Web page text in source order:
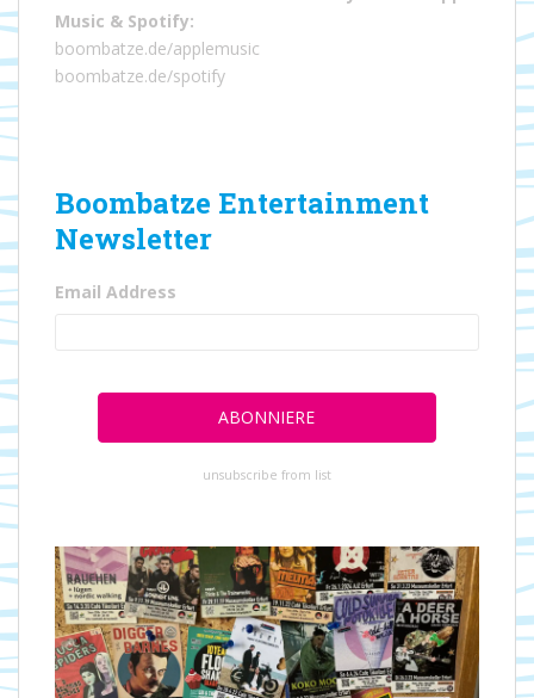
Music & Spotify:
boombatze.de/applemusic
boombatze.de/spotify
Boombatze Entertainment
Newsletter
Email Address
unsubscribe from list